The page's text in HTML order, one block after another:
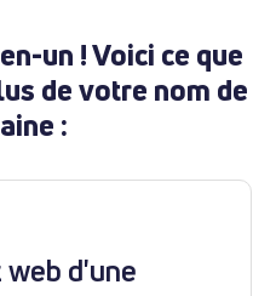
un ! Voici ce que
de votre nom de
:
d'une